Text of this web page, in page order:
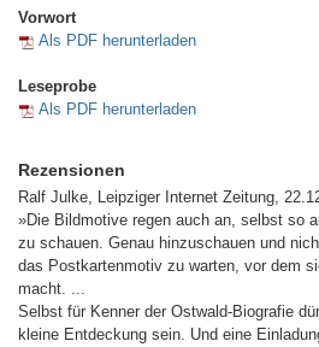
Vorwort
Als PDF herunterladen
Leseprobe
Als PDF herunterladen
Rezensionen
Ralf Julke, Leipziger Internet Zeitung,
»Die Bildmotive regen auch an, selbst so
zu schauen. Genau hinzuschauen und
das Postkartenmotiv zu warten, vor dem
macht. ...
Selbst für Kenner der Ostwald-Biografie
kleine Entdeckung sein. Und eine